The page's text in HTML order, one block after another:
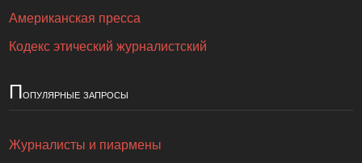
Американская пресса
Кодекс этический журналистский
Популярные запросы
Журналисты и пиармены